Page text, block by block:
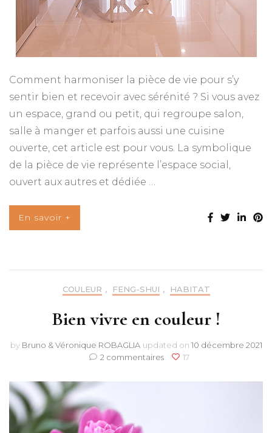
Comment harmoniser la pièce de vie pour s’y
sentir bien et recevoir avec sérénité ? Si vous avez
un espace, grand ou petit, qui regroupe salon,
salle à manger et parfois aussi une cuisine
ouverte, cet article est pour vous. La symbolique
de la pièce de vie représente l’espace social,
ouvert aux autres et dédiée …
En savoir +
COULEUR , FENG-SHUI , HABITAT
Bien vivre en couleur !
by Bruno & Véronique ROBAGLIA updated on 10 décembre 2021
2 commentaires sur
17